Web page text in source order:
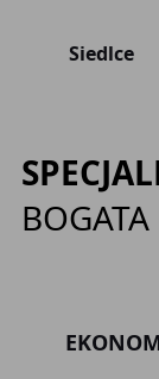
Siedlce